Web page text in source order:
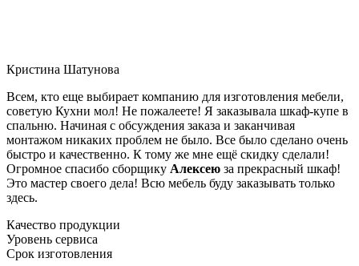
Кристина Шатунова
Всем, кто еще выбирает компанию для изготовления мебели,
советую Кухни мол! Не пожалеете! Я заказывала шкаф-купе в
спальню. Начиная с обсуждения заказа и заканчивая
монтажом никаких проблем не было. Все было сделано очень
быстро и качественно. К тому же мне ещё скидку сделали!
Огромное спасибо сборщику Алексею за прекрасный шкаф!
Это мастер своего дела! Всю мебель буду заказывать только
здесь.
Качество продукции
Уровень сервиса
Срок изготовления